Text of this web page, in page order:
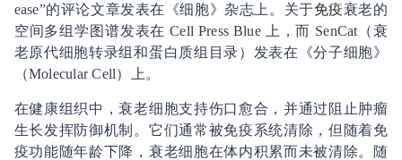
ease”的评论文章发表在《细胞》杂志上。关于免疫衰老的
空间多组学图谱发表在 Cell Press Blue 上，而 SenCat（衰
老原代细胞转录组和蛋白质组目录）发表在《分子细胞》
（Molecular Cell）上。
在健康组织中，衰老细胞支持伤口愈合，并通过阻止肿瘤
生长发挥防御机制。它们通常被免疫系统清除，但随着免
疫功能随年龄下降，衰老细胞在体内积累而未被清除。随